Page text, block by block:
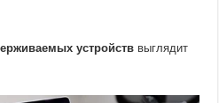
устройств выглядит